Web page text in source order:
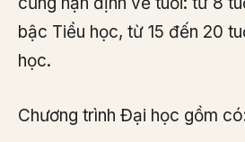
bậc Tiểu học, từ 15 đến 20
học.
Chương trình Đại học gồm